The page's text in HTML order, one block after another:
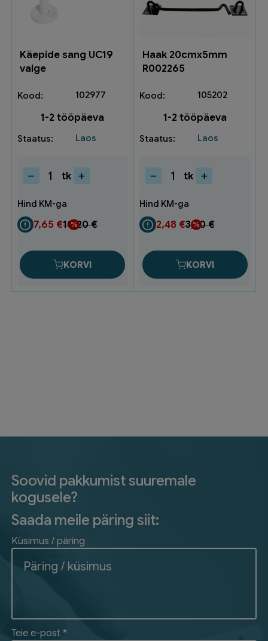
Käepide sang UC19
valge
102977
1-2 tööpäeva
Laos
Käepide
UC19
valge
kogus
tk
10,20€
7,65 €
KORVI
Haak 20cmx5mm
R002265
105202
1-2 tööpäeva
Laos
Haak
R002265
kogus
tk
3,30€
2,48 €
KORVI
Soovid pakkumist suuremale
kogusele?
Saada meile päring siit:
Küsimus / päring
Teie e-post *